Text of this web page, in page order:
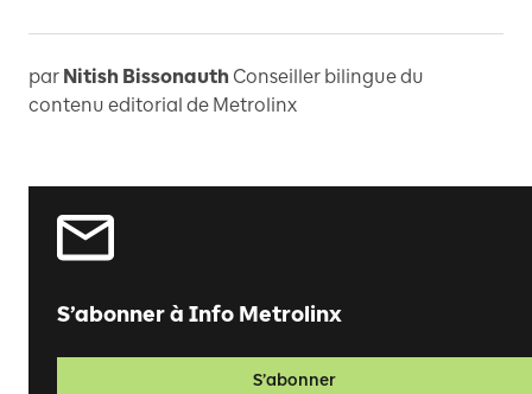
par Nitish Bissonauth Conseiller bilingue du
contenu editorial de Metrolinx
S’abonner à Info Metrolinx
S’abonner